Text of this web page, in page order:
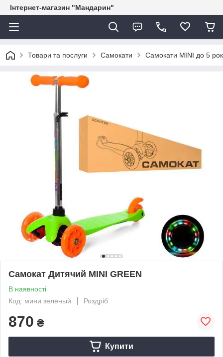
Інтернет-магазин "Мандарин"
Товари та послуги Самокати Самокати MINI до 5
Самокат Дитячий MINI GREEN
В наявності
Код: мини зеленый
Роздріб
870 ₴
Купити